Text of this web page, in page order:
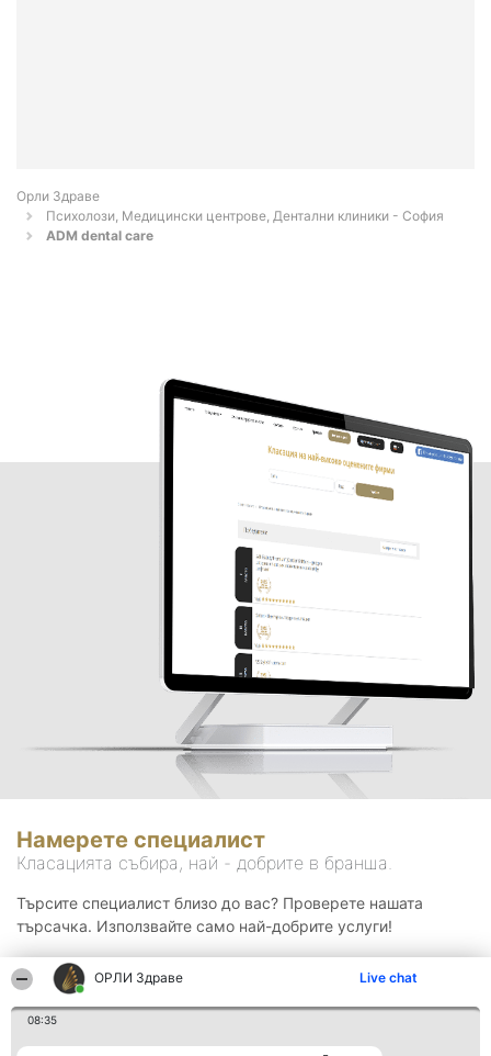
ОРЛИ Здраве Live chat
08:35
Орли Здраве
Психолози, Медицински центрове, Дентални клиники - София
ADM dental care
Намерете специалист
Класацията събира, най - добрите в бранша.
Търсите специалист близо до вас? Проверете нашата
търсачка. Използвайте само най-добрите услуги!